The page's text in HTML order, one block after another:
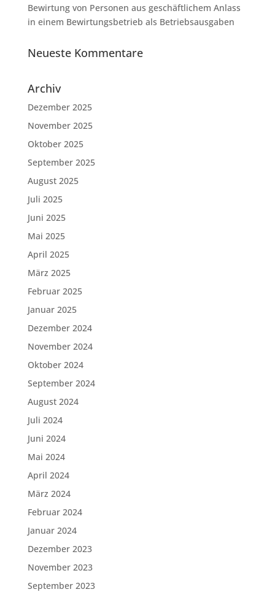
Bewirtung von Personen aus geschäftlichem Anlass
in einem Bewirtungsbetrieb als Betriebsausgaben
Neueste Kommentare
Archiv
Dezember 2025
November 2025
Oktober 2025
September 2025
August 2025
Juli 2025
Juni 2025
Mai 2025
April 2025
März 2025
Februar 2025
Januar 2025
Dezember 2024
November 2024
Oktober 2024
September 2024
August 2024
Juli 2024
Juni 2024
Mai 2024
April 2024
März 2024
Februar 2024
Januar 2024
Dezember 2023
November 2023
September 2023